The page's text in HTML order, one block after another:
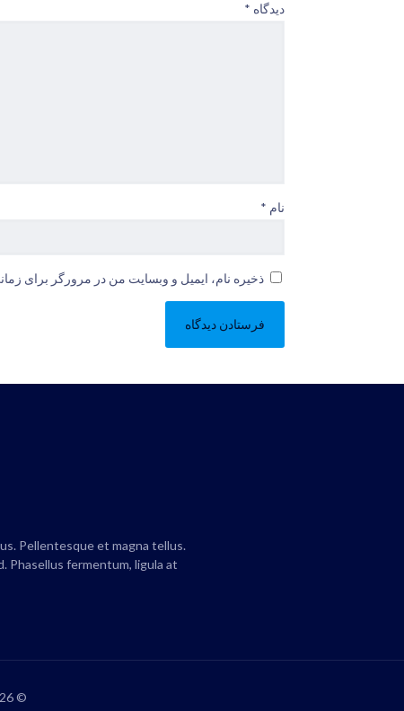
دیدگاه *
نام *
ذخیره نام، ایمیل و وبسایت من در مرورگر برای
Pellentesque et magna tellus.
Phasellus fermentum, ligula at
© 2026 Betheme by